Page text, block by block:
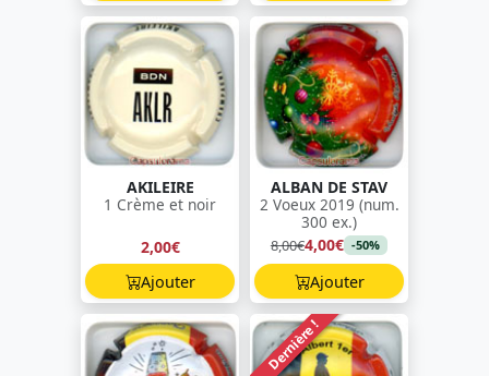
AKILEIRE
1 Crème et noir
2,00€
Ajouter
ALBAN DE STAV
2 Voeux 2019 (num.
300 ex.)
8,00€4,00€ -50%
Ajouter
Dernière !